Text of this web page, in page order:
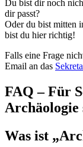
Du bist dir noch
dir passt?
Oder du bist mitten
bist du hier richtig!
Falls eine Frage
Email an das
FAQ – Für
Archäologie
Was ist